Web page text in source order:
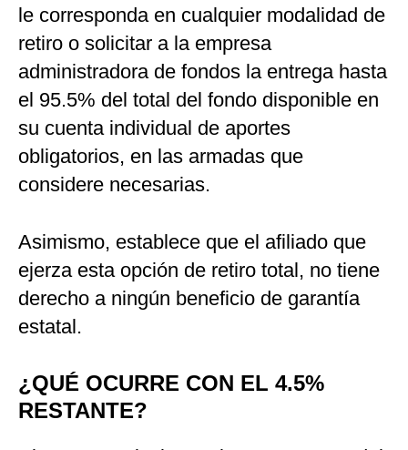
le corresponda en cualquier modalidad de
retiro o solicitar a la empresa
administradora de fondos la entrega hasta
el 95.5% del total del fondo disponible en
su cuenta individual de aportes
obligatorios, en las armadas que
considere necesarias.
Asimismo, establece que el afiliado que
ejerza esta opción de retiro total, no tiene
derecho a ningún beneficio de garantía
estatal.
¿QUÉ OCURRE CON EL 4.5%
RESTANTE?